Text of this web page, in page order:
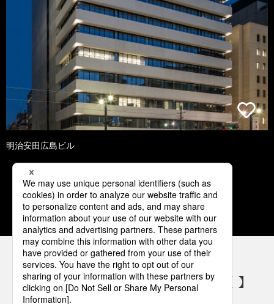
明治安田広島ビル
1 2 3 4 5
パナソニックの電気設備 SNSアカウント